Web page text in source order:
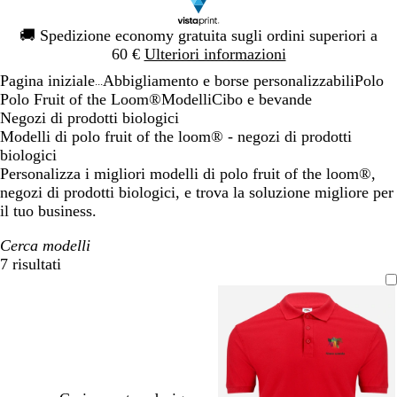
🚚 Spedizione economy gratuita sugli ordini superiori a
60 € Ulteriori informazioni
Diapositiva
1
Pagina iniziale Abbigliamento e borse personalizzabiliPolo
Polo Fruit of the Loom®ModelliCibo e bevande
Negozi di prodotti biologici
Modelli di polo fruit of the loom® - negozi di prodotti
biologici
Personalizza i migliori modelli di polo fruit of the loom®,
negozi di prodotti biologici, e trova la soluzione migliore per
il tuo business.
Cerca modelli
7 risultati
Filtri